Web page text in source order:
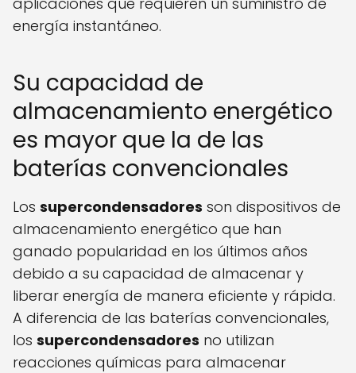
energía instantáneo.
Su capacidad de
almacenamiento energético
es mayor que la de las
baterías convencionales
Los supercondensadores son dispositivos de
almacenamiento energético que han
ganado popularidad en los últimos años
debido a su capacidad de almacenar y
liberar energía de manera eficiente y rápida.
A diferencia de las baterías convencionales,
los supercondensadores no utilizan
reacciones químicas para almacenar